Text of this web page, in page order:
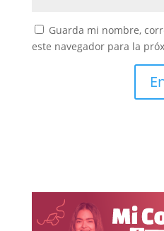
Guarda mi nombre,
este navegador para la